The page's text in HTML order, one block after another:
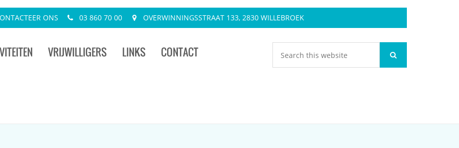
ONS 03 860 70 00 OVERWINNINGSSTRAAT 133, 2830 WILLEBROEK
VRIJWILLIGERS LINKS CONTACT